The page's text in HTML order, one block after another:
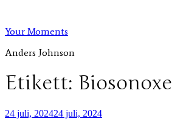
innehåll
Your Moments
Anders Johnson
Etikett: Biosonoxe
Publicerat
24 juli, 202424 juli, 2024